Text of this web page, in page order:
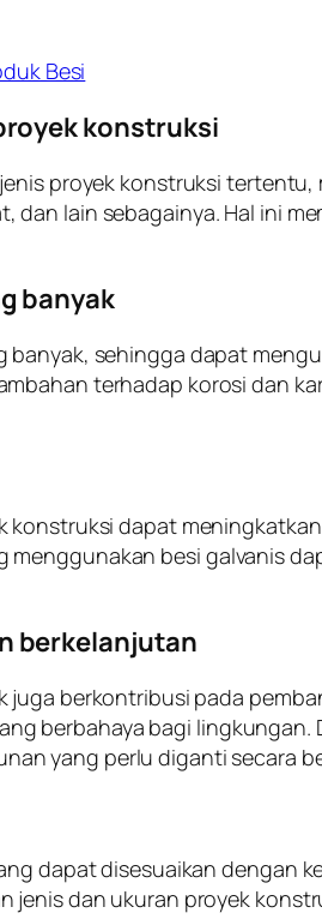
Besi
konstruksi
proyek konstruksi
lain sebagainya. Hal ini
banyak
banyak, sehingga dapat
terhadap korosi dan
konstruksi dapat
besi galvanis
berkelanjutan
juga berkontribusi pada
berbahaya bagi
yang perlu diganti secara
dapat disesuaikan
jenis dan ukuran proyek